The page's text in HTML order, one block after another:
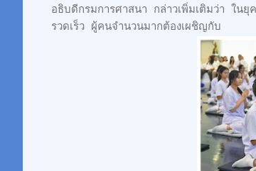
อธิบดีกรมการศาสนา กล่าวเพิ่มเติมว่า ใน
รวดเร็ว ผู้คนจำนวนมากต้องเผชิญกับ